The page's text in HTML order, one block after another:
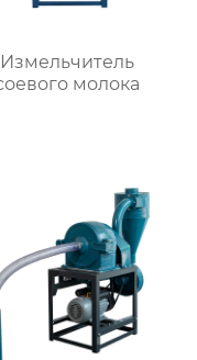
Измельчитель
молока